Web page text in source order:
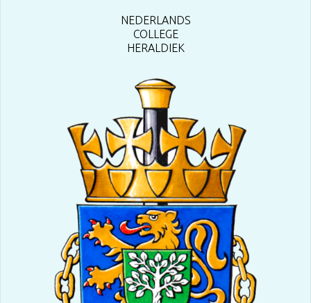
NEDERLANDS
COLLEGE
HERALDIEK